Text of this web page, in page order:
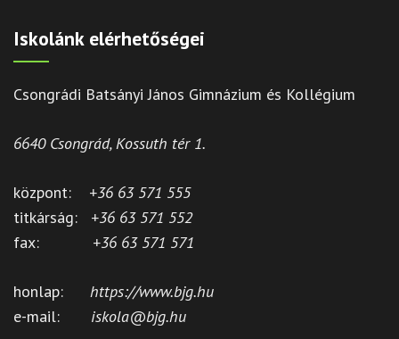
Iskolánk elérhetőségei
Csongrádi Batsányi János Gimnázium és Kollégium
6640 Csongrád, Kossuth tér 1.
központ: +36 63 571 555
titkárság: +36 63 571 552
fax: +36 63 571 571
honlap: https://www.bjg.hu
e-mail: iskola@bjg.hu